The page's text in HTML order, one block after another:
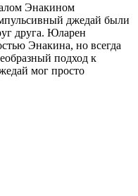
Энакином
джедай были
друга. Юларен
Энакина, но всегда
подход к
мог просто